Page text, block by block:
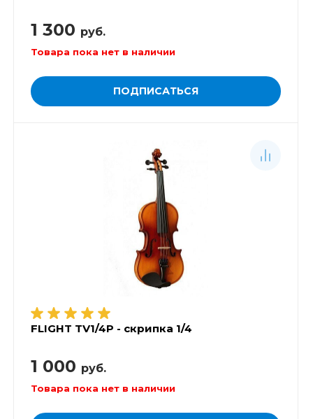
1 300 руб.
Товара пока нет в наличии
ПОДПИСАТЬСЯ
FLIGHT TV1/4P - скрипка 1/4
1 000 руб.
Товара пока нет в наличии